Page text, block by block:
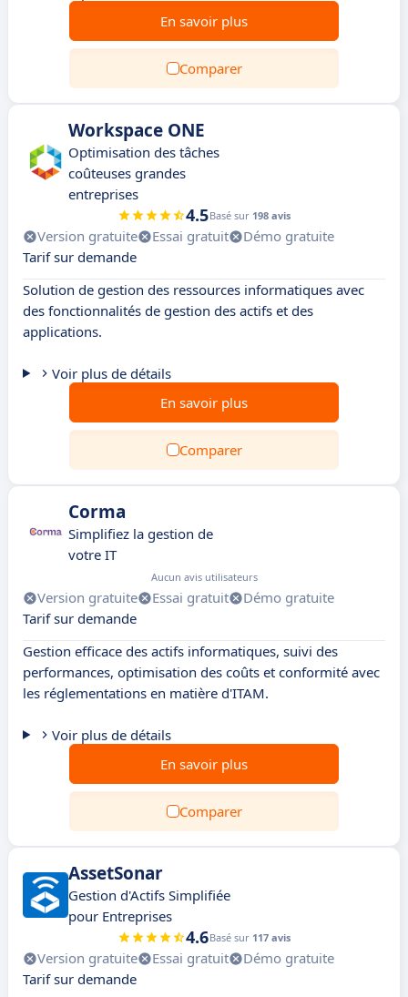
En savoir plus
Comparer
Workspace ONE
Optimisation des tâches
coûteuses grandes
entreprises
4.5Basé sur 198 avis
Version gratuite Essai gratuit
Démo gratuite
Tarif sur demande
Solution de gestion des ressources informatiques avec
des fonctionnalités de gestion des actifs et des
applications.
Voir plus de détails
En savoir plus
Comparer
Corma
Simplifiez la gestion de
votre IT
Aucun avis utilisateurs
Version gratuite Essai gratuit
Démo gratuite
Tarif sur demande
Gestion efficace des actifs informatiques, suivi des
performances, optimisation des coûts et conformité avec
les réglementations en matière d'ITAM.
Voir plus de détails
En savoir plus
Comparer
AssetSonar
Gestion d'Actifs Simplifiée
pour Entreprises
4.6Basé sur 117 avis
Version gratuite Essai gratuit
Démo gratuite
Tarif sur demande